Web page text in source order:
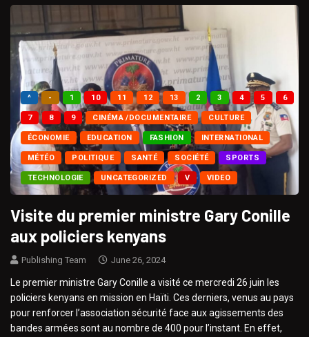
^ - 1 10 11 12 13 2 3 4 5 6
7 8 9 CINÉMA /DOCUMENTAIRE CULTURE
ÉCONOMIE EDUCATION FASHION INTERNATIONAL
MÉTÉO POLITIQUE SANTÉ SOCIÉTÉ SPORTS
TECHNOLOGIE UNCATEGORIZED V VIDEO
Visite du premier ministre Gary Conille
aux policiers kenyans
Publishing Team June 26, 2024
Le premier ministre Gary Conille a visité ce mercredi 26 juin les
policiers kenyans en mission en Haïti. Ces derniers, venus au pays
pour renforcer l’association sécurité face aux agissements des
bandes armées sont au nombre de 400 pour l’instant. En effet,